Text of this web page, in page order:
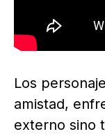
Los
amistad,
externo sino